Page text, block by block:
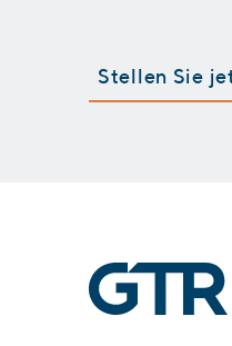
Stellen Sie